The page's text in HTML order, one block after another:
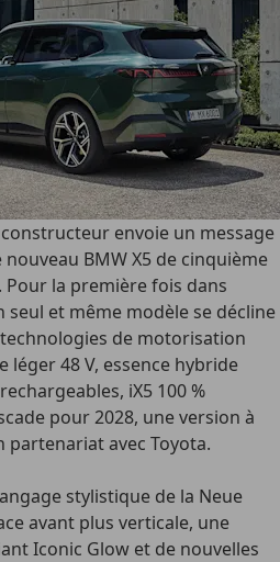
envoie un message
BMW X5 de cinquième
la première fois dans
et même modèle se décline
de motorisation
léger 48 V, essence hybride
iX5 100 %
pour 2028, une version à
partenariat avec Toyota.
stylistique de la Neue
avant plus verticale, une
Iconic Glow et de nouvelles